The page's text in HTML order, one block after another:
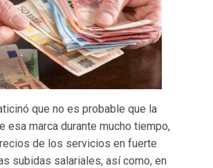
que no es probable que la
esa marca durante mucho tiempo,
de los servicios en fuerte
subidas salariales, así como, en